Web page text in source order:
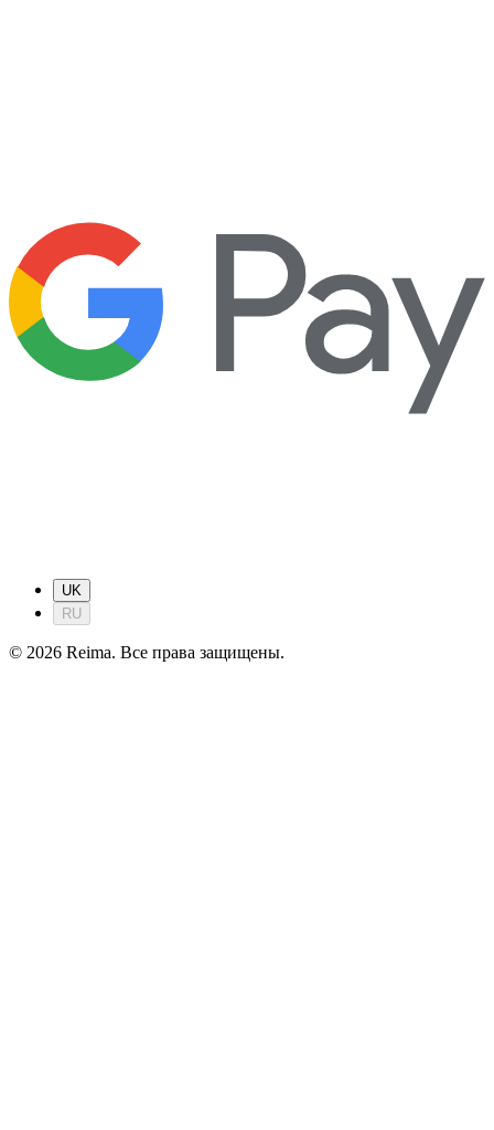
UK
RU
© 2026 Reima. Все права защищены.